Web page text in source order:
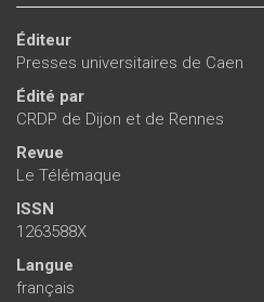
Éditeur
Presses universitaires de Caen
Édité par
CRDP de Dijon et de Rennes
Revue
Le Télémaque
ISSN
1263588X
Langue
français